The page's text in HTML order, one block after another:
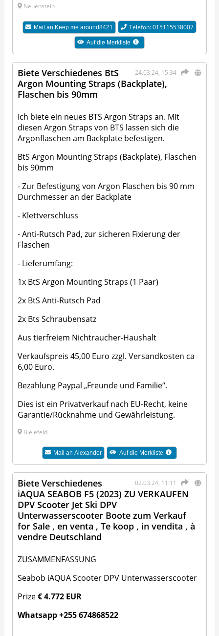
Neuenstein
Mail an Keep me around8421 Telefon: 015115538007
Auf die Merkliste
24.03.24, 15:34
Biete Verschiedenes BtS
Argon Mounting Straps (Backplate),
Flaschen bis 90mm
Ich biete ein neues BTS Argon Straps an. Mit
diesen Argon Straps von BTS lassen sich die
Argonflaschen am Backplate befestigen.
BtS Argon Mounting Straps (Backplate), Flaschen
bis 90mm
- Zur Befestigung von Argon Flaschen bis 90 mm
Durchmesser an der Backplate
- Klettverschluss
- Anti-Rutsch Pad, zur sicheren Fixierung der
Flaschen
- Lieferumfang:
1x BtS Argon Mounting Straps (1 Paar)
2x BtS Anti-Rutsch Pad
2x Bts Schraubensatz
Aus tierfreiem Nichtraucher-Haushalt
Verkaufspreis 45,00 Euro zzgl. Versandkosten ca
6,00 Euro.
Bezahlung Paypal „Freunde und Familie“.
Dies ist ein Privatverkauf nach EU-Recht, keine
Garantie/Rücknahme und Gewährleistung.
Bielefeld
Mail anAlexander Auf die Merkliste
02.03.24, 11:11
Biete Verschiedenes
iAQUA SEABOB F5 (2023) ZU VERKAUFEN
DPV Scooter Jet Ski DPV
Unterwasserscooter Boote zum Verkauf
for Sale , en venta , Te koop , in vendita , à
vendre Deutschland
ZUSAMMENFASSUNG
Seabob iAQUA Scooter DPV Unterwasserscooter
Prize€ 4.772 EUR
Whatsapp +255 674868522